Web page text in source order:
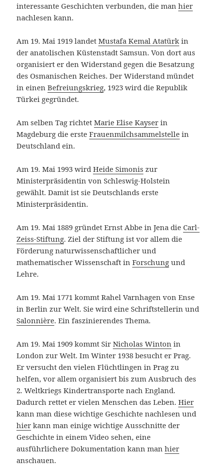
interessante Geschichten verbunden, die manhier
nachlesen kann.
Am 19. Mai 1919 landetMustafa Kemal Atatürk in
der anatolischen Küstenstadt Samsun. Von dort aus
organisiert er den Widerstand gegen die Besatzung
des Osmanischen Reiches. Der Widerstand mündet
in einenBefreiungskrieg, 1923 wird die Republik
Türkei gegründet.
Am selben Tag richtetMarie Elise Kayser in
Magdeburg die ersteFrauenmilchsammelstelle in
Deutschland ein.
Am 19. Mai 1993 wirdHeide Simonis zur
Ministerpräsidentin von Schleswig-Holstein
gewählt. Damit ist sie Deutschlands erste
Ministerpräsidentin.
Am 19. Mai 1889 gründet Ernst Abbe in Jena die Carl-
Zeiss-Stiftung. Ziel der Stiftung ist vor allem die
Förderung naturwissenschaftlicher und
mathematischer Wissenschaft inForschung und
Lehre.
Am 19. Mai 1771 kommt Rahel Varnhagen von Ense
in Berlin zur Welt. Sie wird eine Schriftstellerin und
Salonnière. Ein faszinierendes Thema.
Am 19. Mai 1909 kommt SirNicholas Winton in
London zur Welt. Im Winter 1938 besucht er Prag.
Er versucht den vielen Flüchtlingen in Prag zu
helfen, vor allem organisiert bis zum Ausbruch des
2. Weltkriegs Kindertransporte nach England.
Dadurch rettet er vielen Menschen das Leben.Hier
kann man diese wichtige Geschichte nachlesen und
hier kann man einige wichtige Ausschnitte der
Geschichte in einem Video sehen, eine
ausführlichere Dokumentation kann manhier
anschauen.